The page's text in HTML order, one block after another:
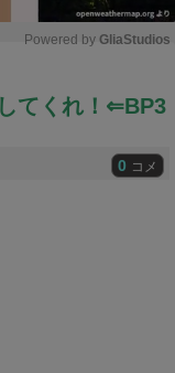
u
Powered by GliaStudios
てくれ！⇐BP3
0 コメ